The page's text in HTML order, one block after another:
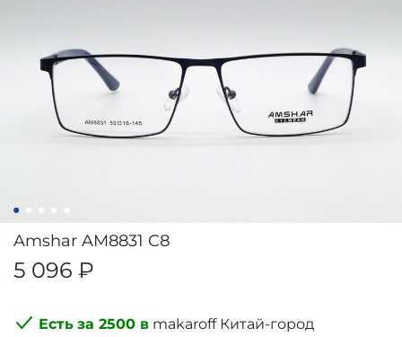
Amshar AM8831 C8
5 096 ₽
за 2500 в makaroff Китай-город